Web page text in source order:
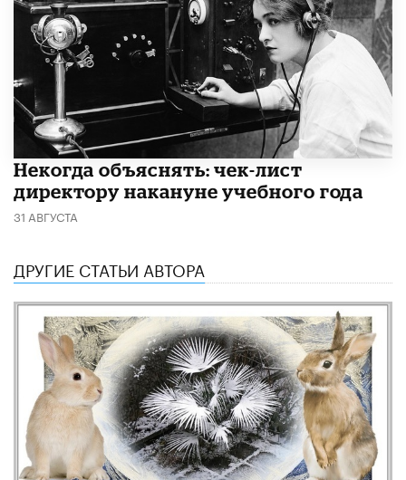
Некогда объяснять: чек-лист
директору накануне учебного года
31 АВГУСТА
ДРУГИЕ СТАТЬИ АВТОРА